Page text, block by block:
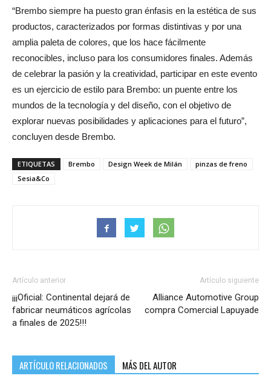
“Brembo siempre ha puesto gran énfasis en la estética de sus
productos, caracterizados por formas distintivas y por una
amplia paleta de colores, que los hace fácilmente
reconocibles, incluso para los consumidores finales. Además
de celebrar la pasión y la creatividad, participar en este evento
es un ejercicio de estilo para Brembo: un puente entre los
mundos de la tecnología y del diseño, con el objetivo de
explorar nuevas posibilidades y aplicaciones para el futuro”,
concluyen desde Brembo.
ETIQUETAS Brembo Design Week de Milán
pinzas de freno
Sesia&Co
Artículo anterior
¡¡¡Oficial: Continental dejará de
fabricar neumáticos agrícolas
a finales de 2025!!!
Artículo siguiente
Alliance Automotive Group
compra Comercial Lapuyade
ARTÍCULO RELACIONADOS MÁS DEL AUTOR